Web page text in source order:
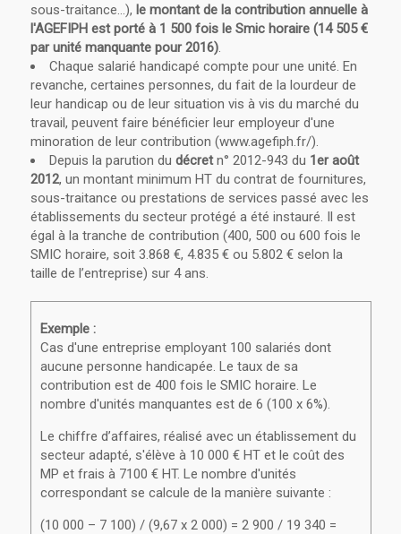
sous-traitance…), le montant de la contribution annuelle à
l'AGEFIPH est porté à 1 500 fois le Smic horaire (14 505 €
par unité manquante pour 2016).
Chaque salarié handicapé compte pour une unité. En
revanche, certaines personnes, du fait de la lourdeur de
leur handicap ou de leur situation vis à vis du marché du
travail, peuvent faire bénéficier leur employeur d'une
minoration de leur contribution (www.agefiph.fr/).
Depuis la parution du décretn° 2012-943 du 1er août
2012, un montant minimum HT du contrat de fournitures,
sous-traitance ou prestations de services passé avec les
établissements du secteur protégé a été instauré. Il est
égal à la tranche de contribution (400, 500 ou 600 fois le
SMIC horaire, soit 3.868 €, 4.835 € ou 5.802 € selon la
taille de l’entreprise) sur 4 ans.
Exemple :
Cas d'une entreprise employant 100 salariés dont
aucune personne handicapée. Le taux de sa
contribution est de 400 fois le SMIC horaire. Le
nombre d'unités manquantes est de 6 (100 x 6%).
Le chiffre d’affaires, réalisé avec un établissement du
secteur adapté, s'élève à 10 000 € HT et le coût des
MP et frais à 7100 € HT. Le nombre d'unités
correspondant se calcule de la manière suivante :
(10 000 – 7 100) / (9,67 x 2 000) = 2 900 / 19 340 =